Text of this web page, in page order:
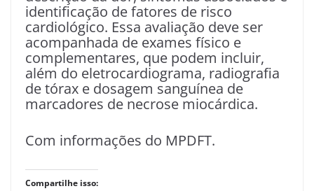
identificação de fatores de risco
cardiológico. Essa avaliação deve ser
acompanhada de exames físico e
complementares, que podem incluir,
além do eletrocardiograma, radiografia
de tórax e dosagem sanguínea de
marcadores de necrose miocárdica.
Com informações do MPDFT.
Compartilhe isso: